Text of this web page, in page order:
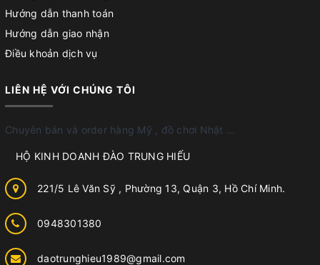
Hướng dẫn thanh toán
Hướng dẫn giao nhận
Điều khoản dịch vụ
LIÊN HỆ VỚI CHÚNG TÔI
Chuyên bán và order hàng Mỹ , đồ chơi Nhật ...
HỘ KINH DOANH ĐÀO TRUNG HIẾU
221/5 Lê Văn Sỹ , Phường 13, Quận 3, Hồ Chí Minh.
0948301380
daotrunghieu1989@gmail.com